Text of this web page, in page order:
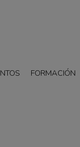
FORMACIÓN